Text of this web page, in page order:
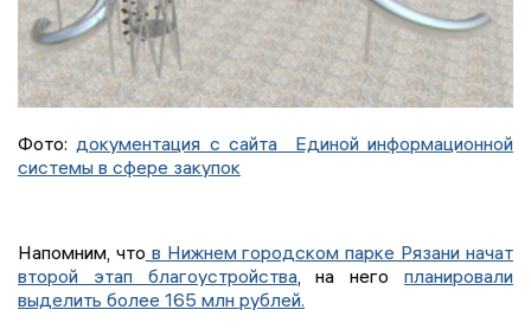
Фото:документация с сайта Единой информационной
системы в сфере закупок
Напомним, что в Нижнем городском парке Рязани начат
второй этап благоустройства, на негопланировали
выделить более 165 млн рублей.